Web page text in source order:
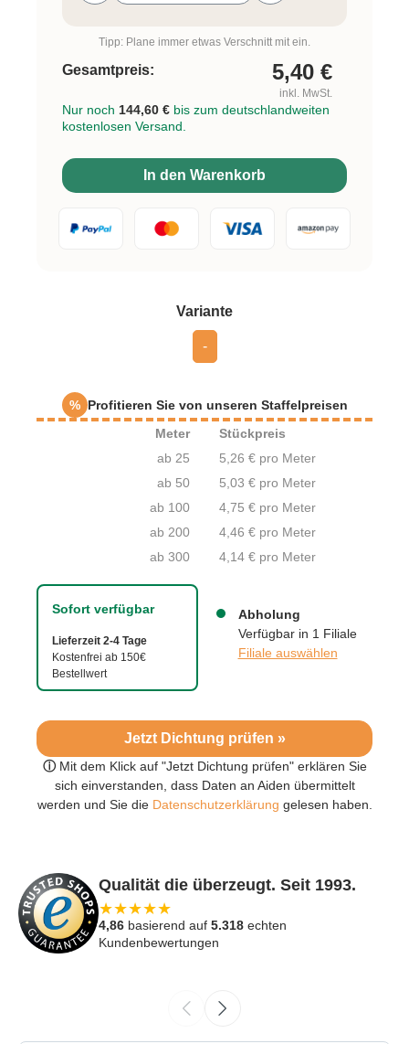
Jetzt Dichtung prüfen »
ⓘ Mit dem Klick auf "Jetzt Dichtung prüfen" erklären Sie
sich einverstanden, dass Daten an Aiden übermittelt
werden und Sie dieDatenschutzerklärung gelesen haben.
Sofort verfügbar
Lieferzeit 2-4 Tage
Kostenfrei ab 150€
Bestellwert
Abholung
Verfügbar in 1 Filiale
Filiale auswählen
Varianteauswählen
-
% Profitieren Sie von unseren Staffelpreisen
Meter
Stückpreis
ab 25
5,26 € pro Meter
ab 50
5,03 € pro Meter
ab 100
4,75 € pro Meter
ab 200
4,46 € pro Meter
ab 300
4,14 € pro Meter
Tipp: Plane immer etwas Verschnitt mit ein.
Gesamtpreis: 5,40 €
inkl. MwSt.
Nur noch 144,60 € bis zum deutschlandweiten
kostenlosen Versand.
In den Warenkorb
Qualität die überzeugt. Seit 1993.
★★★★★
4,86 basierend auf 5.318 echten
Kundenbewertungen